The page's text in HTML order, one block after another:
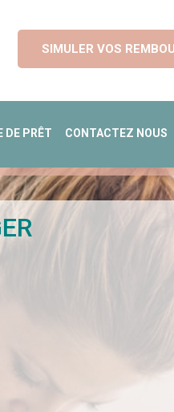
SIMULER VOS
DE PRÊT CONTACTEZ NOUS